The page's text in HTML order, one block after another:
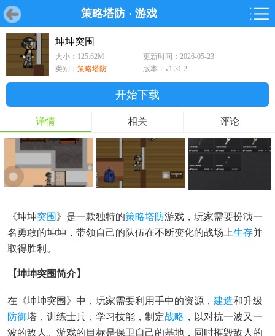
策略塔防· 游戏
首页 游戏
首页 游戏 软件 鸿蒙
游戏 软件
坤坤突围
大小：125.62M
更新时间：2026-05-23
类别： 策略塔防 版本：v1.31.2
开始下载
详情 相关 评论
《坤坤突围 》是一款独特的策略塔防游戏，玩家需要扮演一
名勇敢的坤坤，带领自己的队伍在不断变化的战场上生存并
取得胜利。
【坤坤突围简介】
在《坤坤突围》中，玩家需要利用手中的资源， 建造和升级
防御塔，训练士兵，学习技能，制定战略 ，以对抗一波又一
波的敌人。游戏的目标是保卫自己的基地，同时摧毁敌人的